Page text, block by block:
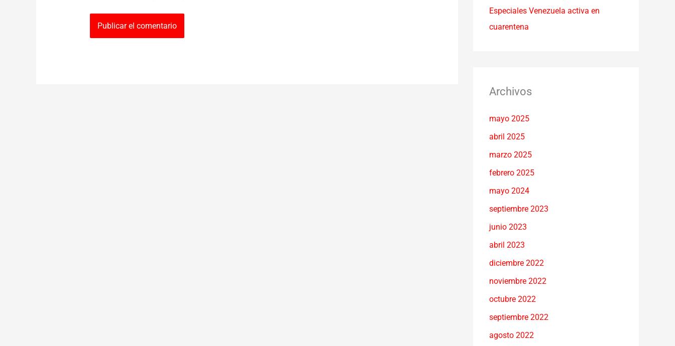
Especiales Venezuela activa en
cuarentena
Archivos
mayo 2025
abril 2025
marzo 2025
febrero 2025
mayo 2024
septiembre 2023
junio 2023
abril 2023
diciembre 2022
noviembre 2022
octubre 2022
septiembre 2022
agosto 2022